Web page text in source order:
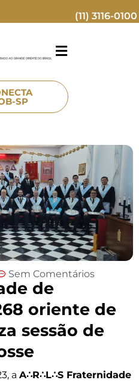
(11) 3116-0100
SP
Sem Comentários
de
oriente de
sessão de
a A∴R∴L∴S Fraternidade